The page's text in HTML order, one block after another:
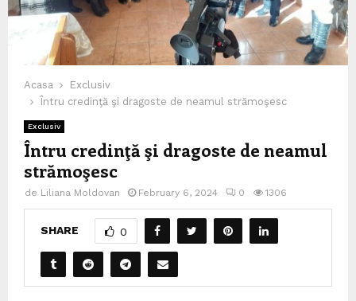
Acasa
Exclusiv
Întru credinţă şi dragoste de neamul strămoşesc
Exclusiv
Întru credinţă şi dragoste de neamul
strămoşesc
de Liliana Moldovan February 6, 2024 0 1306
SHARE 0